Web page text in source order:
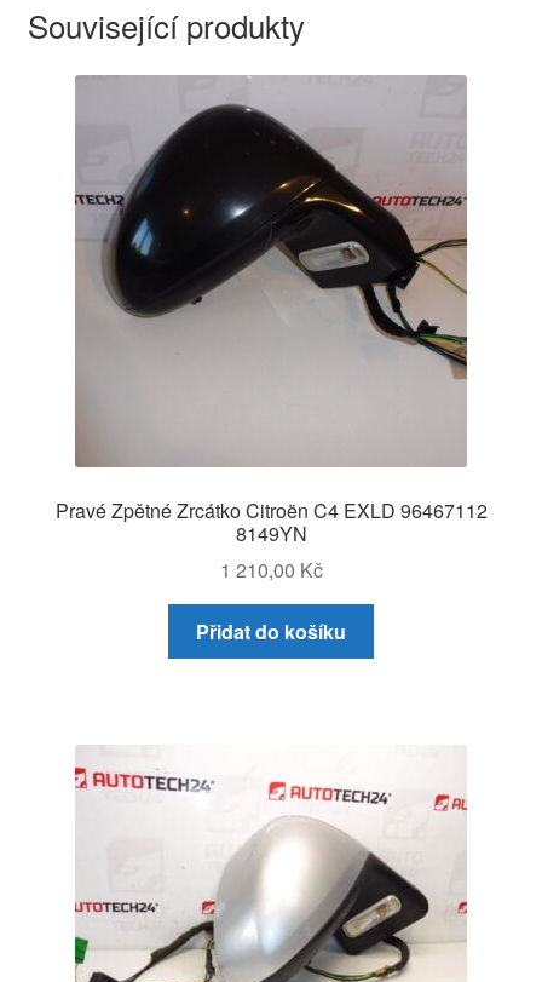
Související produkty
Pravé Zpětné Zrcátko Citroën C4 EXLD 96467112
8149YN
1 210,00 Kč
Přidat do košíku